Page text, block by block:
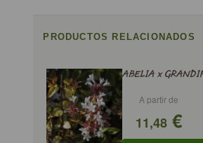
PRODUCTOS RELACIONADOS
ABELIA x
A partir de
11,48€